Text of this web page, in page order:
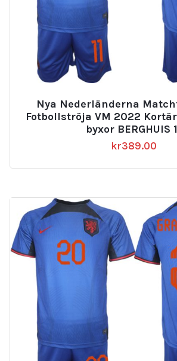
Nya Nederländerna
Fotbollströja VM 2022
byxor BERGHUIS
kr389.00